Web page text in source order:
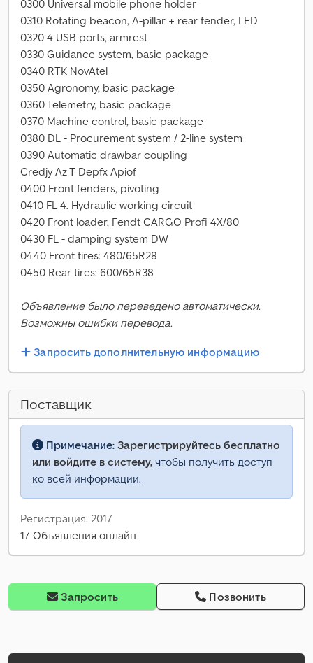
0300 Universal mobile phone holder
0310 Rotating beacon, A-pillar + rear fender, LED
0320 4 USB ports, armrest
0330 Guidance system, basic package
0340 RTK NovAtel
0350 Agronomy, basic package
0360 Telemetry, basic package
0370 Machine control, basic package
0380 DL - Procurement system / 2-line system
0390 Automatic drawbar coupling
Credjy Az T Depfx Apiof
0400 Front fenders, pivoting
0410 FL-4. Hydraulic working circuit
0420 Front loader, Fendt CARGO Profi 4X/80
0430 FL - damping system DW
0440 Front tires: 480/65R28
0450 Rear tires: 600/65R38
Объявление было переведено автоматически.
Возможны ошибки перевода.
Запросить дополнительную информацию
Поставщик
Примечание: Зарегистрируйтесь бесплатно
или войдите в систему, чтобы получить доступ
ко всей информации.
Регистрация: 2017
17 Объявления онлайн
Запросить Позвонить